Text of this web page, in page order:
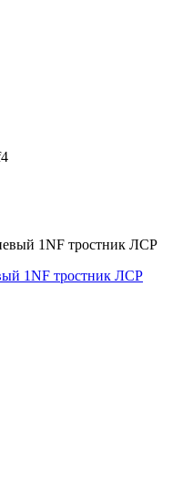
1NF тростник ЛСР